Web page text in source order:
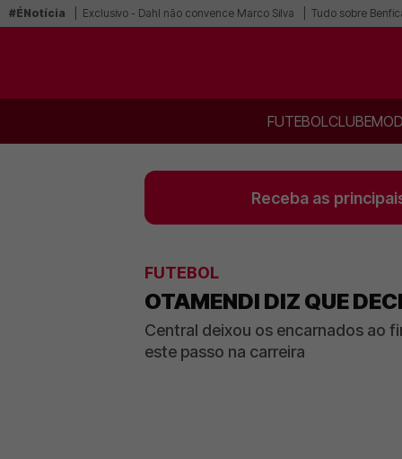
#ÉNotícia Exclusivo - Dahl não convence Marco Silva Tudo sobre
FUTEBOLCLUBE
Receba as
FUTEBOL
OTAMENDI DIZ QUE
Central deixou os encarnados ao
este passo na carreira